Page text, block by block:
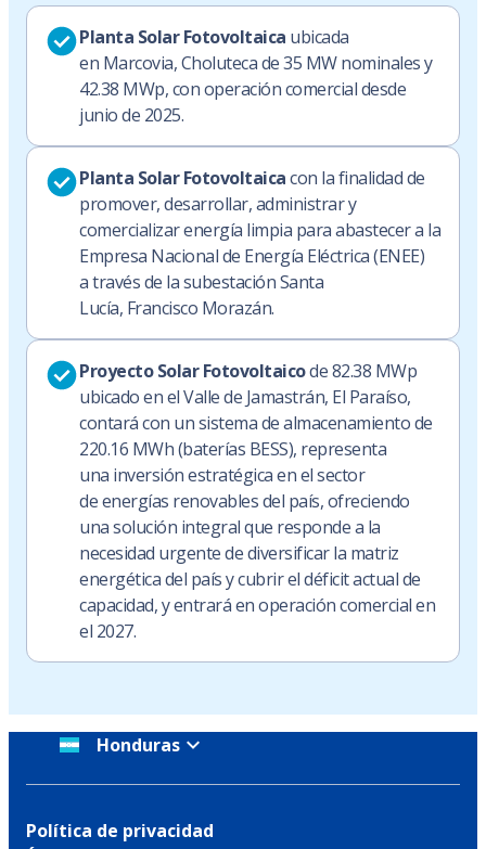
Planta Solar Fotovoltaica ubicada
en Marcovia, Choluteca de 35 MW nominales y
42.38 MWp, con operación comercial desde
junio de 2025.
Planta Solar Fotovoltaicacon la finalidad de
promover, desarrollar, administrar y
comercializar energía limpia para abastecer a la
Empresa Nacional de Energía Eléctrica (ENEE)
a través de la subestación Santa
Lucía, Francisco Morazán.
Proyecto Solar Fotovoltaicode 82.38 MWp
ubicado en el Valle de Jamastrán, El Paraíso,
contará con un sistema de almacenamiento de
220.16 MWh (baterías BESS), representa
una inversión estratégica en el sector
de energías renovables del país, ofreciendo
una solución integral que responde a la
necesidad urgente de diversificar la matriz
energética del país y cubrir el déficit actual de
capacidad, y entrará en operación comercial en
el 2027.
Honduras
Política de privacidad